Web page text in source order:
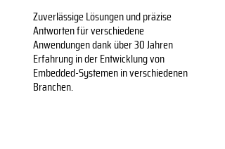
Zuverlässige Lösungen und präzise
Antworten für verschiedene
Anwendungen dank über 30 Jahren
Erfahrung in der Entwicklung von
Embedded-Systemen in verschiedenen
Branchen.